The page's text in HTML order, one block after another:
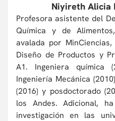
Niyireth Alicia
Profesora asistente del
Química y de
avalada por
Diseño de Productos y
A1. Ingeniera química
Ingeniería Mecánica
(2016) y posdoctorado
los Andes. Adicional,
investigación en las